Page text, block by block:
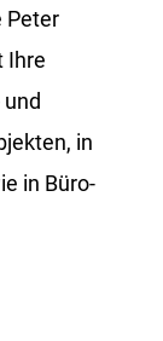
Peter
Ihre
in
in Büro-